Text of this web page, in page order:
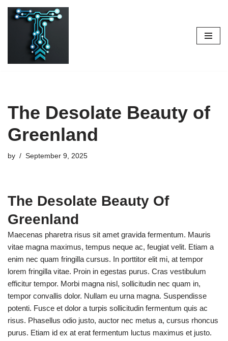
content
The Desolate Beauty of
Greenland
by September 9, 2025
The Desolate Beauty Of
Greenland
Maecenas pharetra risus sit amet gravida fermentum. Mauris
vitae magna maximus, tempus neque ac, feugiat velit. Etiam a
enim nec quam fringilla cursus. In porttitor elit mi, at tempor
lorem fringilla vitae. Proin in egestas purus. Cras vestibulum
efficitur tempor. Morbi magna nisl, sollicitudin nec quam in,
tempor convallis dolor. Nullam eu urna magna. Suspendisse
potenti. Fusce et dolor a turpis sollicitudin fermentum quis ac
risus. Phasellus odio justo, auctor nec metus a, cursus rhoncus
purus. Etiam id ex at erat fermentum luctus maximus et justo.